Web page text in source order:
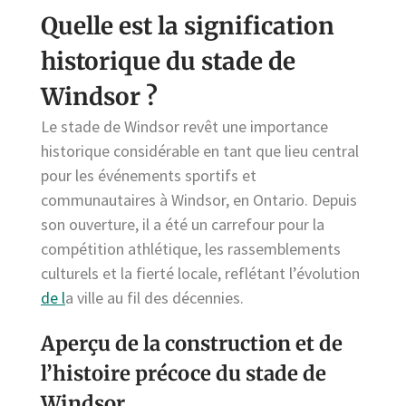
Quelle est la signification
historique du stade de
Windsor ?
Le stade de Windsor revêt une importance
historique considérable en tant que lieu central
pour les événements sportifs et
communautaires à Windsor, en Ontario. Depuis
son ouverture, il a été un carrefour pour la
compétition athlétique, les rassemblements
culturels et la fierté locale, reflétant l’évolution
de la ville au fil des décennies.
Aperçu de la construction et de
l’histoire précoce du stade de